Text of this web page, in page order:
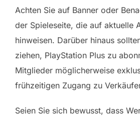
Achten Sie auf Banner oder
der Spieleseite, die auf aktuelle
hinweisen. Darüber hinaus
ziehen, PlayStation Plus zu
Mitglieder möglicherweise
frühzeitigen Zugang zu
Seien Sie sich bewusst, dass